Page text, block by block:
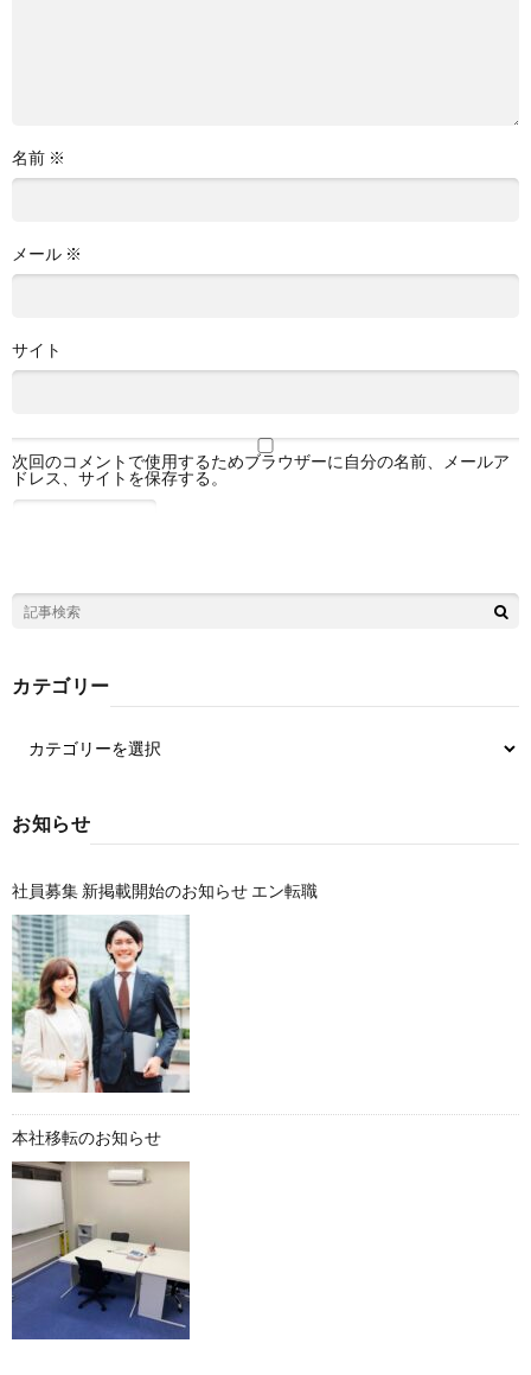
名前 ※
メール ※
サイト
次回のコメントで使用するためブラウザーに自分の名前、メールア
ドレス、サイトを保存する。
カテゴリー
お知らせ
社員募集 新掲載開始のお知らせ エン転職
本社移転のお知らせ